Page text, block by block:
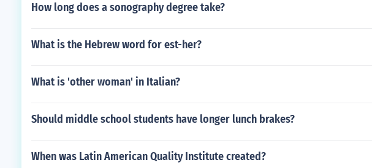
How long does a sonography degree take?
What is the Hebrew word for est-her?
What is 'other woman' in Italian?
Should middle school students have longer lunch brakes?
When was Latin American Quality Institute created?